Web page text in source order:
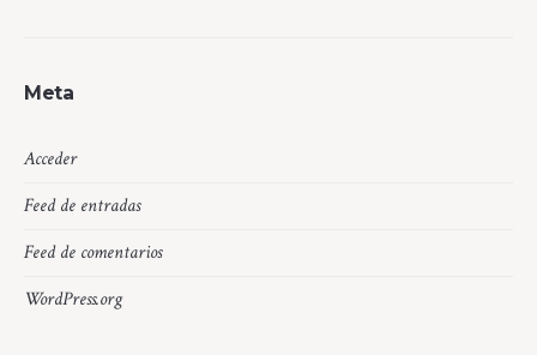
Meta
Acceder
Feed de entradas
Feed de comentarios
WordPress.org